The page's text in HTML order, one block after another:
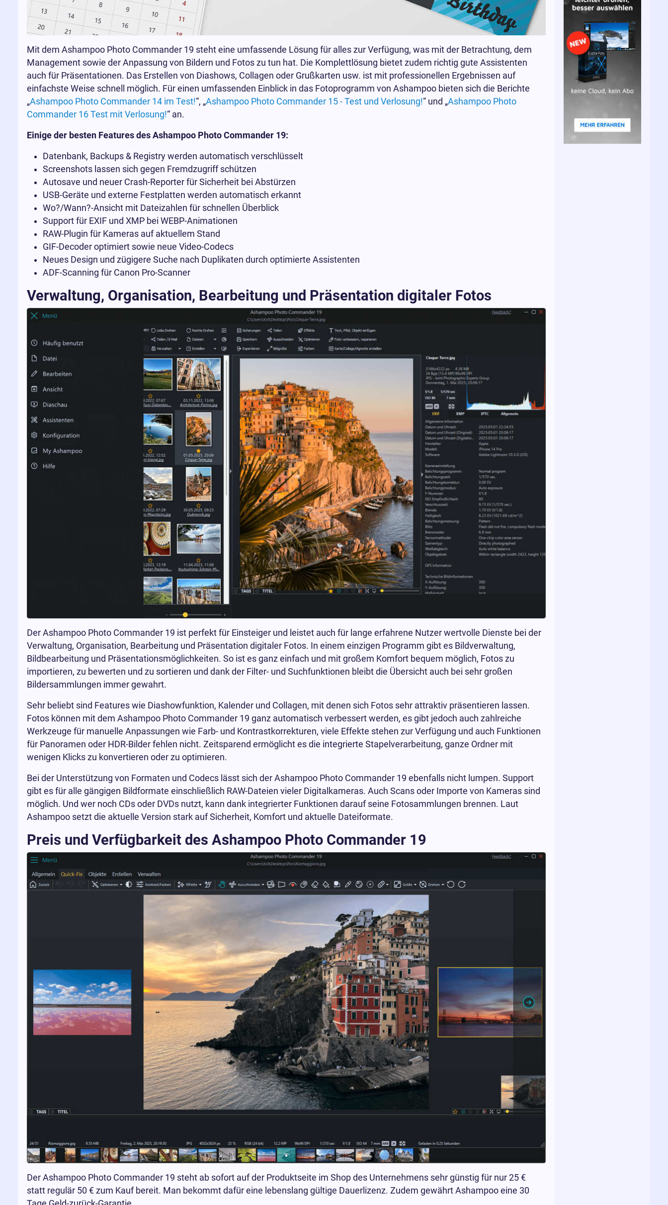
Mit dem Ashampoo Photo Commander 19 steht eine umfassende Lösung für alles zur Verfügung, was mit der Betrachtung, dem
Management sowie der Anpassung von Bildern und Fotos zu tun hat. Die Komplettlösung bietet zudem richtig gute Assistenten
auch für Präsentationen. Das Erstellen von Diashows, Collagen oder Grußkarten usw. ist mit professionellen Ergebnissen auf
einfachste Weise schnell möglich. Für einen umfassenden Einblick in das Fotoprogramm von Ashampoo bieten sich die Berichte
„Ashampoo Photo Commander 14 im Test!“, „Ashampoo Photo Commander 15 - Test und Verlosung!“ und „Ashampoo Photo
Commander 16 Test mit Verlosung!“ an.
Einige der besten Features des Ashampoo Photo Commander 19:
Datenbank, Backups & Registry werden automatisch verschlüsselt
Screenshots lassen sich gegen Fremdzugriff schützen
Autosave und neuer Crash-Reporter für Sicherheit bei Abstürzen
USB-Geräte und externe Festplatten werden automatisch erkannt
Wo?/Wann?-Ansicht mit Dateizahlen für schnellen Überblick
Support für EXIF und XMP bei WEBP-Animationen
RAW-Plugin für Kameras auf aktuellem Stand
GIF-Decoder optimiert sowie neue Video-Codecs
Neues Design und zügigere Suche nach Duplikaten durch optimierte Assistenten
ADF-Scanning für Canon Pro-Scanner
Verwaltung, Organisation, Bearbeitung und Präsentation digitaler Fotos
Der Ashampoo Photo Commander 19 ist perfekt für Einsteiger und leistet auch für lange erfahrene Nutzer wertvolle Dienste bei der
Verwaltung, Organisation, Bearbeitung und Präsentation digitaler Fotos. In einem einzigen Programm gibt es Bildverwaltung,
Bildbearbeitung und Präsentationsmöglichkeiten. So ist es ganz einfach und mit großem Komfort bequem möglich, Fotos zu
importieren, zu bewerten und zu sortieren und dank der Filter- und Suchfunktionen bleibt die Übersicht auch bei sehr großen
Bildersammlungen immer gewahrt.
Sehr beliebt sind Features wie Diashowfunktion, Kalender und Collagen, mit denen sich Fotos sehr attraktiv präsentieren lassen.
Fotos können mit dem Ashampoo Photo Commander 19 ganz automatisch verbessert werden, es gibt jedoch auch zahlreiche
Werkzeuge für manuelle Anpassungen wie Farb- und Kontrastkorrekturen, viele Effekte stehen zur Verfügung und auch Funktionen
für Panoramen oder HDR-Bilder fehlen nicht. Zeitsparend ermöglicht es die integrierte Stapelverarbeitung, ganze Ordner mit
wenigen Klicks zu konvertieren oder zu optimieren.
Bei der Unterstützung von Formaten und Codecs lässt sich der Ashampoo Photo Commander 19 ebenfalls nicht lumpen. Support
gibt es für alle gängigen Bildformate einschließlich RAW-Dateien vieler Digitalkameras. Auch Scans oder Importe von Kameras sind
möglich. Und wer noch CDs oder DVDs nutzt, kann dank integrierter Funktionen darauf seine Fotosammlungen brennen. Laut
Ashampoo setzt die aktuelle Version stark auf Sicherheit, Komfort und aktuelle Dateiformate.
Preis und Verfügbarkeit des Ashampoo Photo Commander 19
Der Ashampoo Photo Commander 19 steht ab sofort auf der Produktseite im Shop des Unternehmens sehr günstig für nur 25 €
statt regulär 50 € zum Kauf bereit. Man bekommt dafür eine lebenslang gültige Dauerlizenz. Zudem gewährt Ashampoo eine 30